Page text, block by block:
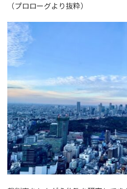
（プロローグより抜粋）